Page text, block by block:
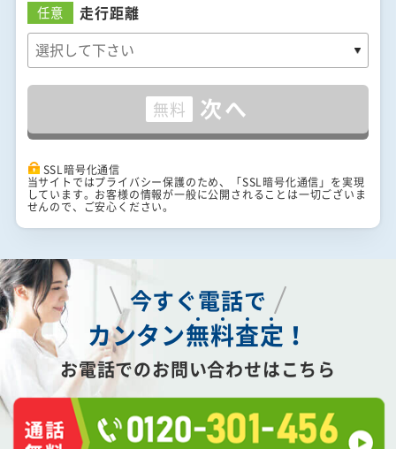
任意 走行距離
無料 次へ
SSL暗号化通信
当サイトではプライバシー保護のため、「SSL暗号化通信」を実現
しています。お客様の情報が一般に公開されることは一切ございま
せんので、ご安心ください。
今すぐ電話で
カンタン無料査定 ！
お電話でのお問い合わせはこちら